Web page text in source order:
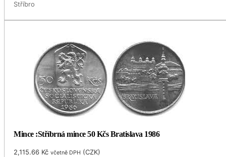
Stříbro
Mince :Stříbrná mince 50 Kčs Bratislava 1986
2,115.66 Kč včetně DPH (CZK)